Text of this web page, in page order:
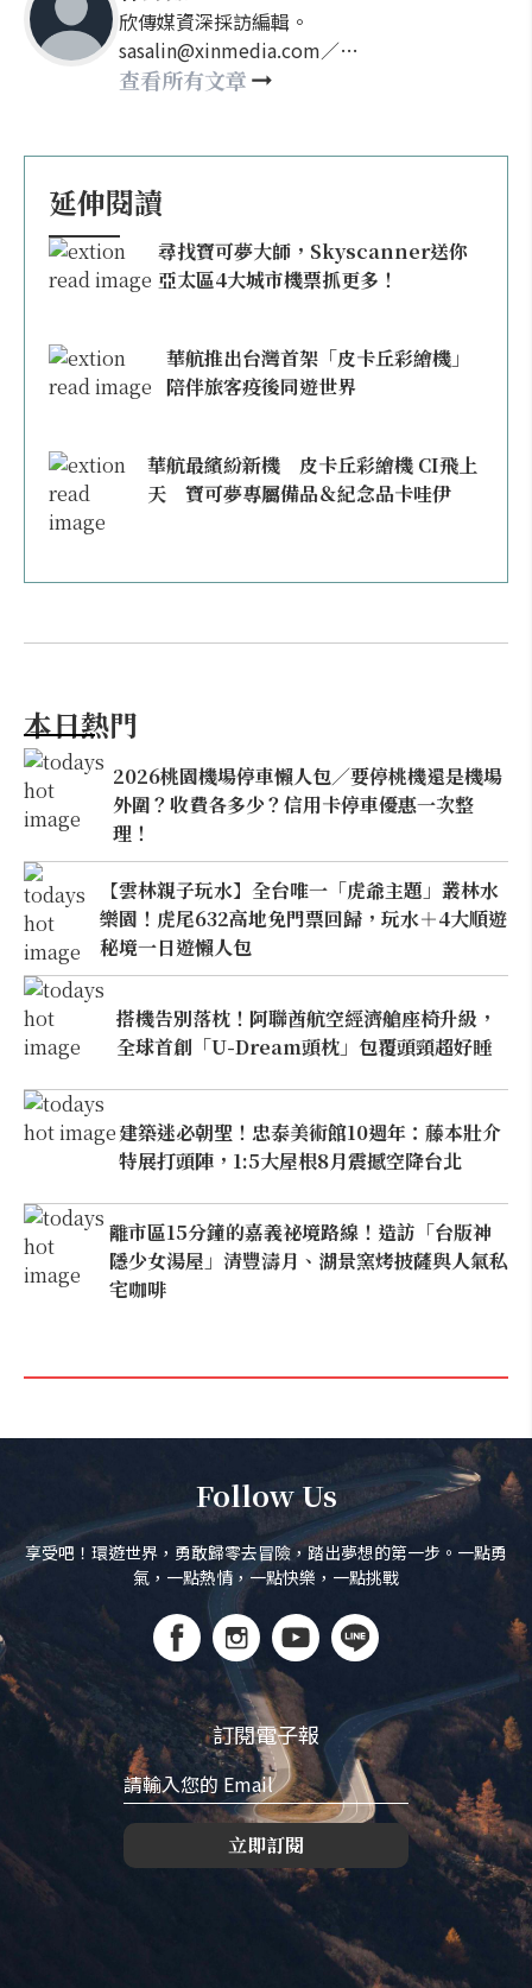
欣傳媒資深採訪編輯。
sasalin@xinmedia.com／
happy21917@gmail.com
查看所有文章
延伸閱讀
尋找寶可夢大師，Skyscanner送你
亞太區4大城市機票抓更多！
華航推出台灣首架「皮卡丘彩繪機」
陪伴旅客疫後同遊世界
華航最繽紛新機 皮卡丘彩繪機 CI飛上
天 寶可夢專屬備品＆紀念品卡哇伊
本日熱門
2026桃園機場停車懶人包／要停桃機還是機場
外圍？收費各多少？信用卡停車優惠一次整
理！
【雲林親子玩水】全台唯一「虎爺主題」叢林水
樂園！虎尾632高地免門票回歸，玩水＋4大順遊
秘境一日遊懶人包
搭機告別落枕！阿聯酋航空經濟艙座椅升級，
全球首創「U-Dream頭枕」包覆頭頸超好睡
建築迷必朝聖！忠泰美術館10週年：藤本壯介
特展打頭陣，1:5大屋根8月震撼空降台北
離市區15分鐘的嘉義祕境路線！造訪「台版神
隱少女湯屋」清豐濤月、湖景窯烤披薩與人氣私
宅咖啡
Follow Us
享受吧！環遊世界，勇敢歸零去冒險，踏出夢想的第一步。一點勇
氣，一點熱情，一點快樂，一點挑戰
訂閱電子報
立即訂閱